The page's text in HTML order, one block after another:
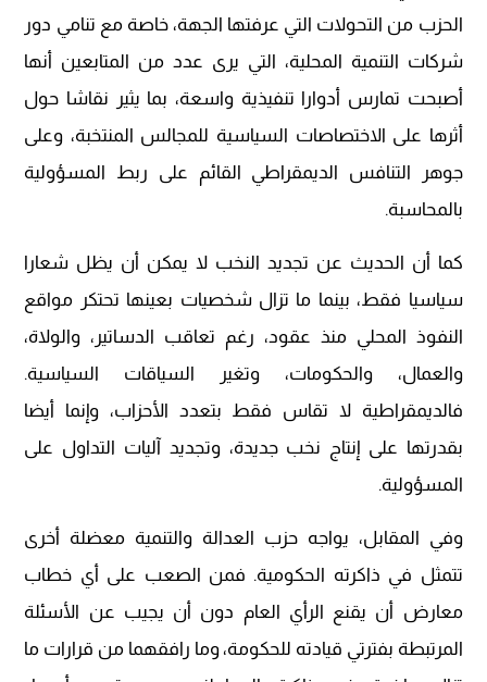
الحزب من التحولات التي عرفتها الجهة، خاصة مع تنامي دور
شركات التنمية المحلية، التي يرى عدد من المتابعين أنها
أصبحت تمارس أدوارا تنفيذية واسعة، بما يثير نقاشا حول
أثرها على الاختصاصات السياسية للمجالس المنتخبة، وعلى
جوهر التنافس الديمقراطي القائم على ربط المسؤولية
بالمحاسبة.
كما أن الحديث عن تجديد النخب لا يمكن أن يظل شعارا
سياسيا فقط، بينما ما تزال شخصيات بعينها تحتكر مواقع
النفوذ المحلي منذ عقود، رغم تعاقب الدساتير، والولاة،
والعمال، والحكومات، وتغير السياقات السياسية.
فالديمقراطية لا تقاس فقط بتعدد الأحزاب، وإنما أيضا
بقدرتها على إنتاج نخب جديدة، وتجديد آليات التداول على
المسؤولية.
وفي المقابل، يواجه حزب العدالة والتنمية معضلة أخرى
تتمثل في ذاكرته الحكومية. فمن الصعب على أي خطاب
معارض أن يقنع الرأي العام دون أن يجيب عن الأسئلة
المرتبطة بفترتي قيادته للحكومة، وما رافقهما من قرارات ما